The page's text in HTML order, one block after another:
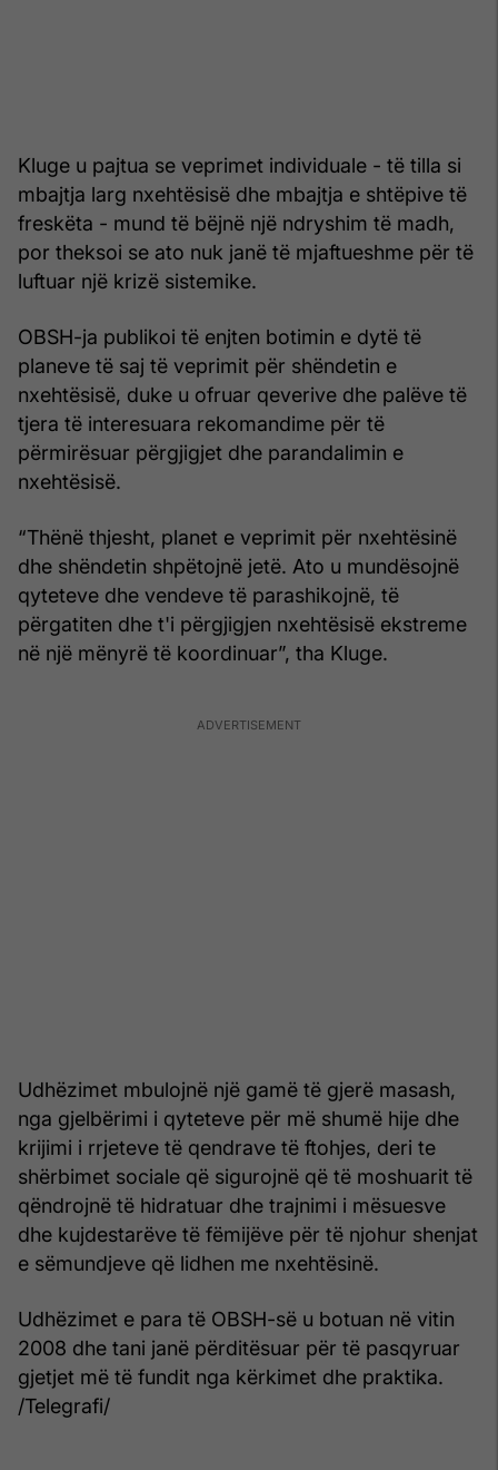
Kluge u pajtua se veprimet individuale - të tilla si
mbajtja larg nxehtësisë dhe mbajtja e shtëpive të
freskëta - mund të bëjnë një ndryshim të madh,
por theksoi se ato nuk janë të mjaftueshme për të
luftuar një krizë sistemike.
OBSH-ja publikoi të enjten botimin e dytë të
planeve të saj të veprimit për shëndetin e
nxehtësisë, duke u ofruar qeverive dhe palëve të
tjera të interesuara rekomandime për të
përmirësuar përgjigjet dhe parandalimin e
nxehtësisë.
“Thënë thjesht, planet e veprimit për nxehtësinë
dhe shëndetin shpëtojnë jetë. Ato u mundësojnë
qyteteve dhe vendeve të parashikojnë, të
përgatiten dhe t'i përgjigjen nxehtësisë ekstreme
në një mënyrë të koordinuar”, tha Kluge.
Udhëzimet mbulojnë një gamë të gjerë masash,
nga gjelbërimi i qyteteve për më shumë hije dhe
krijimi i rrjeteve të qendrave të ftohjes, deri te
shërbimet sociale që sigurojnë që të moshuarit të
qëndrojnë të hidratuar dhe trajnimi i mësuesve
dhe kujdestarëve të fëmijëve për të njohur shenjat
e sëmundjeve që lidhen me nxehtësinë.
Udhëzimet e para të OBSH-së u botuan në vitin
2008 dhe tani janë përditësuar për të pasqyruar
gjetjet më të fundit nga kërkimet dhe praktika.
/Telegrafi/